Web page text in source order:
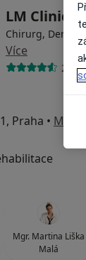
LM Clinic
Chirurg,
Více
25
Praha • Mapa
Mgr. Martina Liška
Malá